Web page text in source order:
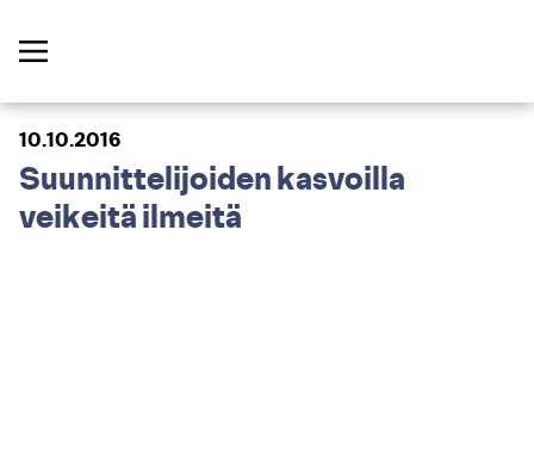
10.10.2016
Suunnittelijoiden kasvoilla
veikeitä ilmeitä